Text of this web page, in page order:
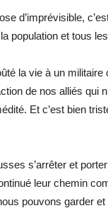
d’imprévisible,
population et tous
la vie à un
de nos alliés qui
Et c’est bien
s’arrêter et
leur chemin
pouvons garder